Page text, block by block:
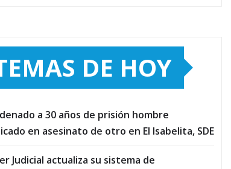
DE HOY
a 30 años de prisión hombre
en asesinato de otro en El Isabelita, SDE
Judicial actualiza su sistema de